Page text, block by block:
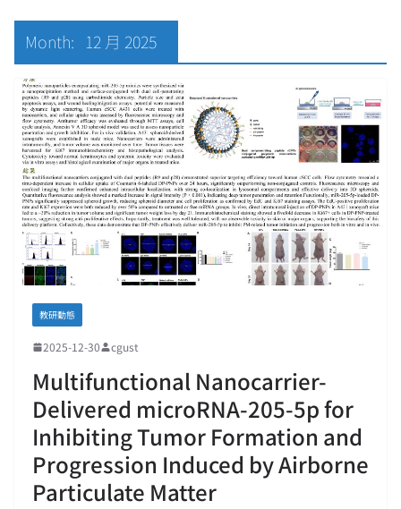
Month: 12 月 2025
教研動態
2025-12-30 cgust
Multifunctional Nanocarrier-
Delivered microRNA-205-5p for
Inhibiting Tumor Formation and
Progression Induced by Airborne
Particulate Matter